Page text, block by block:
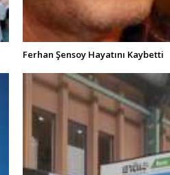
Ferhan Şensoy Hayatını Kaybetti